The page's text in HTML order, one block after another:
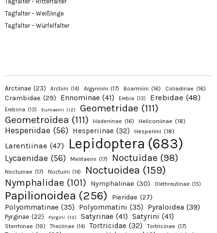
Tagfalter – Weißlinge
Tagfalter – Würfelfalter
Arctiinae (23) Arctiini (14) Argynnini (17) Boarmiini (16) Coliadinae (16)
Crambidae (29) Ennominae (41) Erebia (13) Erebidae (48)
Erebiina (13) Eumaeini (12) Geometridae (111)
Geometroidea (111) Hadeninae (16) Heliconiinae (18)
Hesperiidae (56) Hesperiinae (32) Hesperiini (18)
Larentiinae (47) Lepidoptera (683)
Lycaenidae (56) Melitaeini (17) Noctuidae (98)
Noctuinae (17) Noctuini (14) Noctuoidea (159)
Nymphalidae (101) Nymphalinae (30) Olethreutinae (15)
Papilionoidea (256) Pieridae (27)
Polyommatinae (35) Polyommatini (35) Pyraloidea (39)
Pyrginae (22) Pyrgini (12) Satyrinae (41) Satyrini (41)
Sterrhinae (19) Theclinae (14) Tortricidae (32) Tortricinae (17)